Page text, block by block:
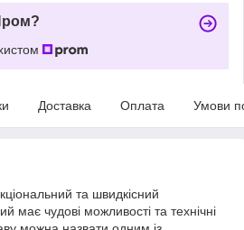
Доставка Оплата Умови
та швидкісний
має чудові можливості та технічні